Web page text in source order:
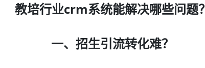
教培行业crm系统能解决哪些问题？
一、招生引流转化难？